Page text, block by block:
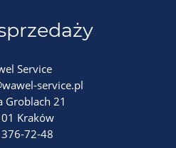
Service
service.pl
Groblach 21
Kraków
72-48